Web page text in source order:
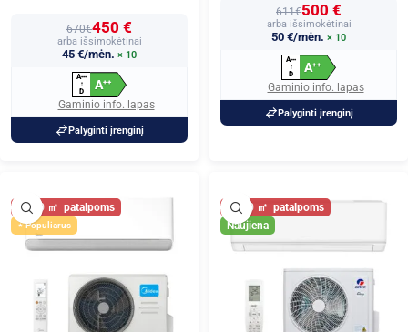
670€450 €
arba išsimokėtinai
45 €/mėn. × 10
A+++
↑
D
A++
Gaminio info. lapas
Palyginti įrenginį
611€500 €
arba išsimokėtinai
50 €/mėn. × 10
A+++
↑
D
A++
Gaminio info. lapas
Palyginti įrenginį
40
Populiarus
40
Naujiena